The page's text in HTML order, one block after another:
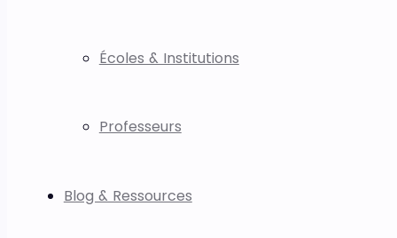
Écoles & Institutions
Professeurs
Blog & Ressources